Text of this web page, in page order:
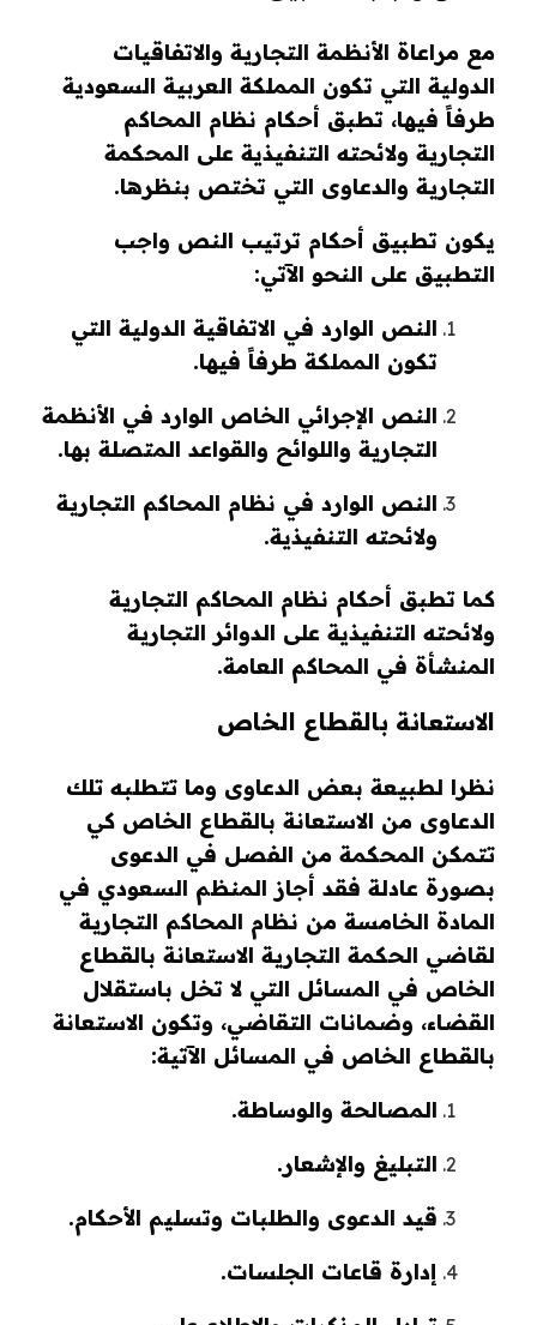
مع مراعاة الأنظمة التجارية والاتفاقيات
الدولية التي تكون المملكة العربية السعودية
طرفاً فيها، تطبق أحكام نظام المحاكم
التجارية ولائحته التنفيذية على المحكمة
التجارية والدعاوى التي تختص بنظرها.
يكون تطبيق أحكام ترتيب النص واجب
التطبيق على النحو الآتي:
النص الوارد في الاتفاقية الدولية التي
تكون المملكة طرفاً فيها.
النص الإجرائي الخاص الوارد في الأنظمة
التجارية واللوائح والقواعد المتصلة بها.
النص الوارد في نظام المحاكم التجارية
ولائحته التنفيذية.
كما تطبق أحكام نظام المحاكم التجارية
ولائحته التنفيذية على الدوائر التجارية
المنشأة في المحاكم العامة.
الاستعانة بالقطاع الخاص
نظرا لطبيعة بعض الدعاوى وما تتطلبه تلك
الدعاوى من الاستعانة بالقطاع الخاص كي
تتمكن المحكمة من الفصل في الدعوى
بصورة عادلة فقد أجاز المنظم السعودي في
المادة الخامسة من نظام المحاكم التجارية
لقاضي الحكمة التجارية الاستعانة بالقطاع
الخاص في المسائل التي لا تخل باستقلال
القضاء، وضمانات التقاضي، وتكون الاستعانة
بالقطاع الخاص في المسائل الآتية:
المصالحة والوساطة.
التبليغ والإشعار.
قيد الدعوى والطلبات وتسليم الأحكام.
إدارة قاعات الجلسات.